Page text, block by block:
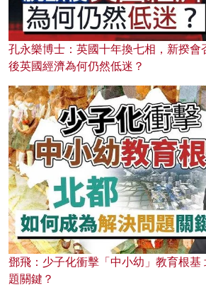
孔永樂博士：英國十年換七相，新揆會
後英國經濟為何仍然低迷？
鄧飛：少子化衝擊「中小幼」教育根基
題關鍵？